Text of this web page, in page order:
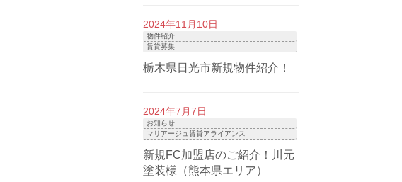
2024年11月10日
物件紹介
賃貸募集
栃木県日光市新規物件紹介！
2024年7月7日
お知らせ
マリアージュ賃貸アライアンス
新規FC加盟店のご紹介！川元
塗装様（熊本県エリア）